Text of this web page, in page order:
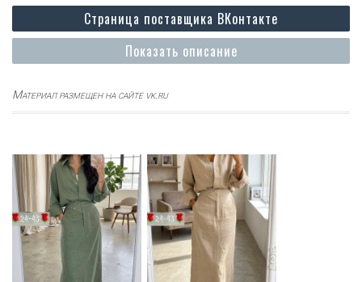
Показать описание
Страница поставщика ВКонтакте
Материал размещен на сайте vk.ru